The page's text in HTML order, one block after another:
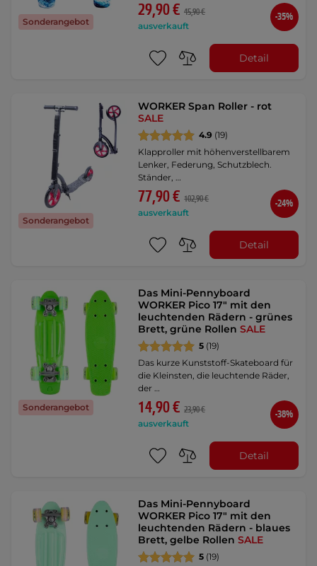
Sonderangebot
29,90 € 45,90 €
ausverkauft
-35%
Detail
Sonderangebot
WORKER Span Roller - rot
SALE
4.9 (19)
Klapproller mit höhenverstellbarem
Lenker, Federung, Schutzblech.
Ständer, …
77,90 € 102,90 €
ausverkauft
-24%
Detail
Sonderangebot
Das Mini-Pennyboard
WORKER Pico 17" mit den
leuchtenden Rädern - grünes
Brett, grüne RollenSALE
5 (19)
Das kurze Kunststoff-Skateboard für
die Kleinsten, die leuchtende Räder,
der …
14,90 € 23,90 €
ausverkauft
-38%
Detail
Das Mini-Pennyboard
WORKER Pico 17" mit den
leuchtenden Rädern - blaues
Brett, gelbe RollenSALE
5 (19)